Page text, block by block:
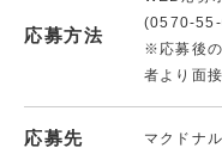
応募方法
(0570-55-
※応募後の
者より面
応募先 マクドナ